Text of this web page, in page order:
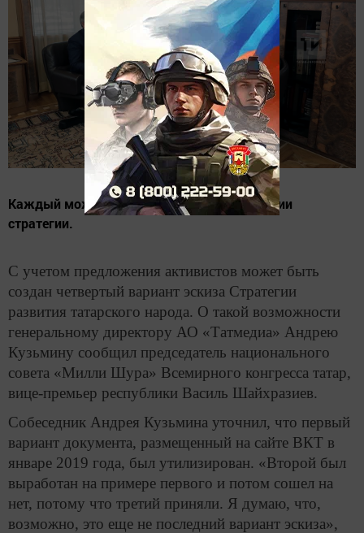
Каждый может участвовать в формировании
стратегии.
С учетом предложения активистов может быть
создан четвертый вариант эскиза Стратегии
развития татарского народа. О такой возможности
генеральному директору АО «Татмедиа» Андрею
Кузьмину сообщил председатель национального
совета «Милли Шура» Всемирного конгресса татар,
вице-премьер республики Василь Шайхразиев.
Собеседник Андрея Кузьмина уточнил, что первый
вариант документа, размещенный на сайте ВКТ в
январе 2019 года, был утилизирован. «Второй был
выработан на примере первого и потом сошел на
нет, потому что третий приняли. Я думаю, что,
возможно, это еще не последний вариант эскиза»,